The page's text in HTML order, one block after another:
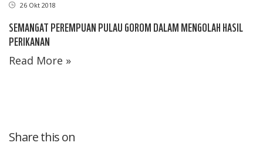
26 Okt 2018
SEMANGAT PEREMPUAN PULAU GOROM DALAM MENGOLAH HASIL
PERIKANAN
Read More »
Share this on